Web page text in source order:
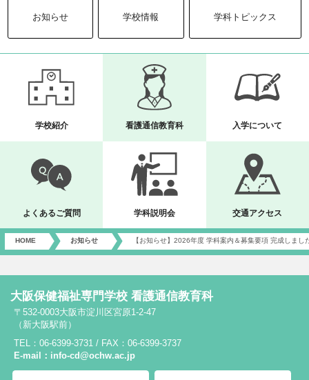
お知らせ 学校情報 学科トピックス
学校紹介 看護通信教育科 入学について
よくあるご質問 学科説明会 交通アクセス
HOME お知らせ 【お知らせ】2026年度 学科案内＆募集要項 完成しまし
大阪保健福祉専門学校 看護通信教育科
〒532-0003大阪市淀川区宮原1-2-47
（新大阪駅前）
TEL：06-6399-3731 / FAX：06-6399-3737
E-mail：info-cd@ochw.ac.jp